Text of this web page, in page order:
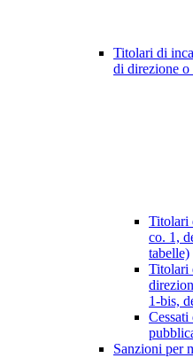
Titolari di
di direzione
Titolari
co. 1,
tabelle)
Titolari
1-bis,
Sanzioni per